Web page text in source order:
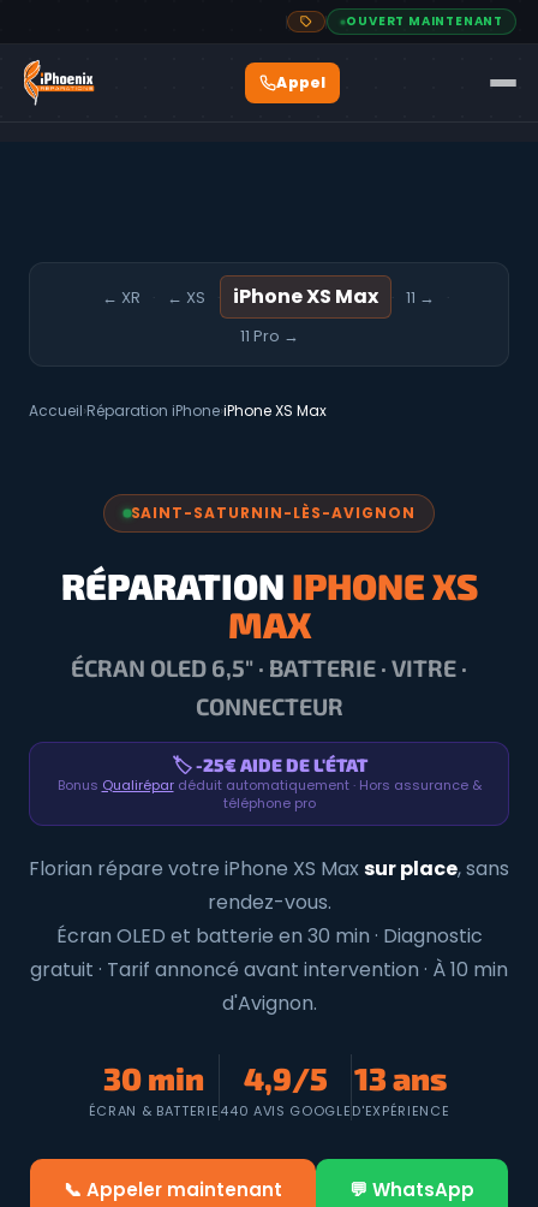
OUVERT MAINTENANT
← XR ← XS iPhone XS Max 11 →
11 Pro →
Accueil›Réparation iPhone›iPhone XS Max
SAINT-SATURNIN-LÈS-AVIGNON
RÉPARATION IPHONE XS
MAX
ÉCRAN OLED 6,5" · BATTERIE · VITRE ·
CONNECTEUR
🏷️ -25€ AIDE DE L'ÉTAT
Bonus Qualirépardéduit automatiquement · Hors assurance &
téléphone pro
Florian répare votre iPhone XS Max sur place, sans
rendez-vous.
Écran OLED et batterie en 30 min · Diagnostic
gratuit · Tarif annoncé avant intervention · À 10 min
d'Avignon.
30 min
ÉCRAN & BATTERIE
4,9/5
440 AVIS GOOGLE
13 ans
D'EXPÉRIENCE
📞 Appeler maintenant 💬 WhatsApp